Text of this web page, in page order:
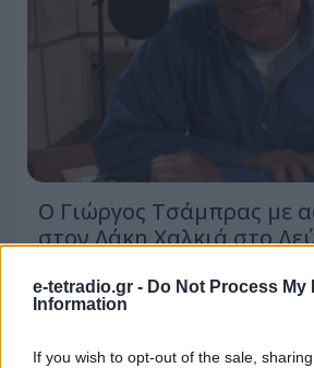
e-tetradio.gr - Do Not Process My
Information
If you wish to opt-out of the sale,
O Γιώργος Τσάμπρας με
στον Λάκη Χαλκιά στο
05.08.2026 - 12:17